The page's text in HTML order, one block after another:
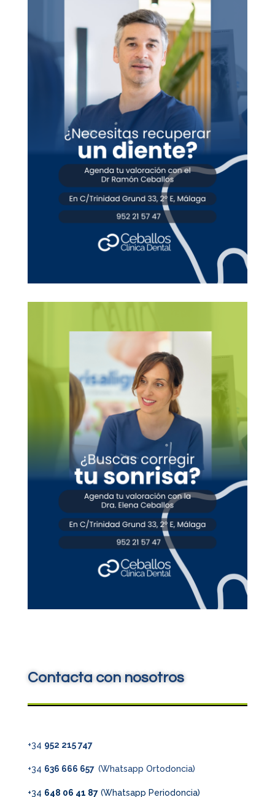
Contacta con nosotros
+34 952 215 747
+34 636 666 657 (Whatsapp Ortodoncia)
+34 648 06 41 87(Whatsapp Periodoncia)